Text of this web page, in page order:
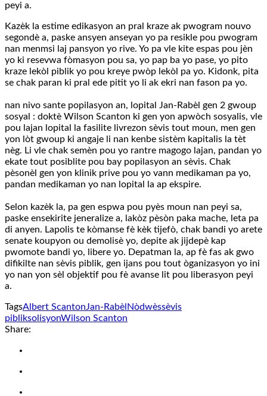
peyi a.
Kazèk la estime edikasyon an pral kraze ak pwogram nouvo
segondè a, paske ansyen anseyan yo pa resikle pou pwogram
nan menmsi laj pansyon yo rive. Yo pa vle kite espas pou jèn
yo ki resevwa fòmasyon pou sa, yo pap ba yo pase, yo pito
kraze lekòl piblik yo pou kreye pwòp lekòl pa yo. Kidonk, pita
se chak paran ki pral ede pitit yo li ak ekri nan fason pa yo.
nan nivo sante popilasyon an, lopital Jan-Rabèl gen 2 gwoup
sosyal : doktè Wilson Scanton ki gen yon apwòch sosyalis, vle
pou lajan lopital la fasilite livrezon sèvis tout moun, men gen
yon lòt gwoup ki angaje li nan kenbe sistèm kapitalis la tèt
nèg. Li vle chak semèn pou yo rantre magogo lajan, pandan yo
ekate tout posiblite pou bay popilasyon an sèvis. Chak
pèsonèl gen yon klinik prive pou yo vann medikaman pa yo,
pandan medikaman yo nan lopital la ap ekspire.
Selon kazèk la, pa gen espwa pou pyès moun nan peyi sa,
paske ensekirite jeneralize a, lakòz pèsòn paka mache, leta pa
di anyen. Lapolis te kòmanse fè kèk tijefò, chak bandi yo arete
senate koupyon ou demolisè yo, depite ak jijdepè kap
pwomote bandi yo, libere yo. Depatman la, ap fè fas ak gwo
difikilte nan sèvis piblik, gen ijans pou tout òganizasyon yo ini
yo nan yon sèl objektif pou fè avanse lit pou liberasyon peyi
a.
TagsAlbert ScantonJan-Rabèl Nòdwèssèvis
pibliksolisyonWilson Scanton
Share: